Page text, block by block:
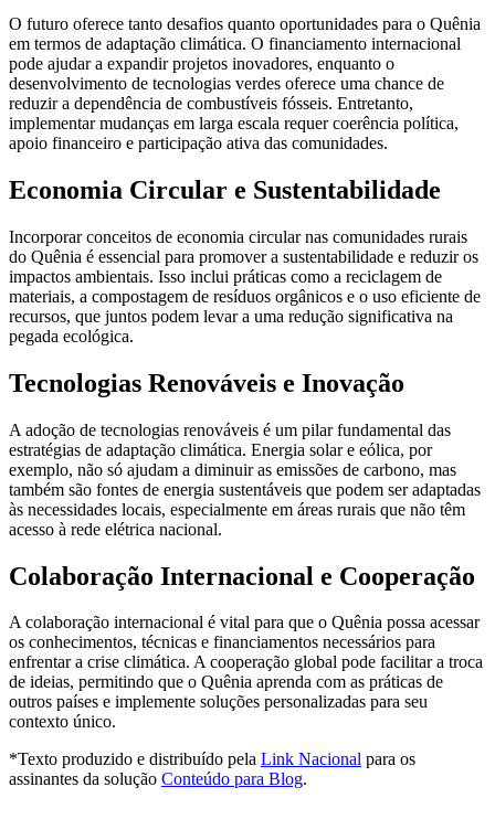
O futuro oferece tanto desafios quanto oportunidades para o Quênia
em termos de adaptação climática. O financiamento internacional
pode ajudar a expandir projetos inovadores, enquanto o
desenvolvimento de tecnologias verdes oferece uma chance de
reduzir a dependência de combustíveis fósseis. Entretanto,
implementar mudanças em larga escala requer coerência política,
apoio financeiro e participação ativa das comunidades.
Economia Circular e Sustentabilidade
Incorporar conceitos de economia circular nas comunidades rurais
do Quênia é essencial para promover a sustentabilidade e reduzir os
impactos ambientais. Isso inclui práticas como a reciclagem de
materiais, a compostagem de resíduos orgânicos e o uso eficiente de
recursos, que juntos podem levar a uma redução significativa na
pegada ecológica.
Tecnologias Renováveis e Inovação
A adoção de tecnologias renováveis é um pilar fundamental das
estratégias de adaptação climática. Energia solar e eólica, por
exemplo, não só ajudam a diminuir as emissões de carbono, mas
também são fontes de energia sustentáveis que podem ser adaptadas
às necessidades locais, especialmente em áreas rurais que não têm
acesso à rede elétrica nacional.
Colaboração Internacional e Cooperação
A colaboração internacional é vital para que o Quênia possa acessar
os conhecimentos, técnicas e financiamentos necessários para
enfrentar a crise climática. A cooperação global pode facilitar a troca
de ideias, permitindo que o Quênia aprenda com as práticas de
outros países e implemente soluções personalizadas para seu
contexto único.
*Texto produzido e distribuído pela Link Nacional para os
assinantes da solução Conteúdo para Blog.